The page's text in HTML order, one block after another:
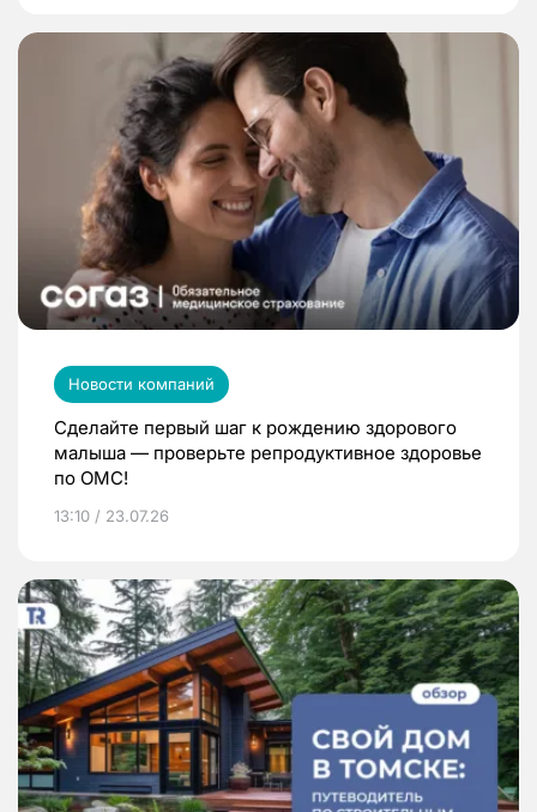
Новости компаний
Сделайте первый шаг к рождению здорового
малыша — проверьте репродуктивное здоровье
по ОМС!
13:10 / 23.07.26